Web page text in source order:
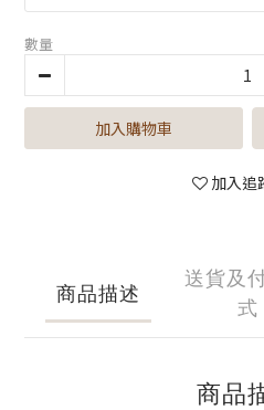
數量
加入購物車
加入追
商品描述
送貨及
式
商品